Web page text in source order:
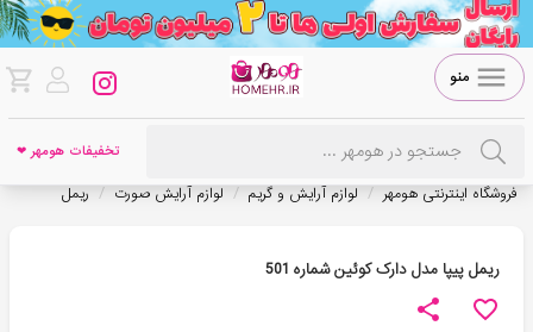
منو
تخفیفات هومهر ❤
فروشگاه اینترنتی هومهر / لوازم آرایش و گریم / لوازم آرایش صورت / ریمل
ریمل پیپا مدل دارک کوئین شماره 501